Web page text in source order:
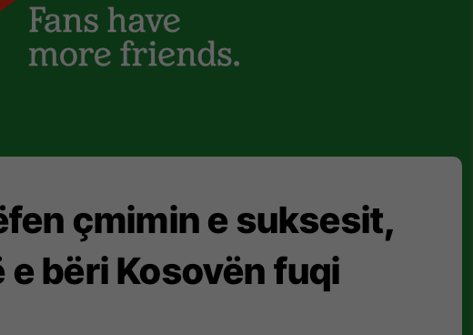
çmimin e suksesit,
bëri Kosovën fuqi